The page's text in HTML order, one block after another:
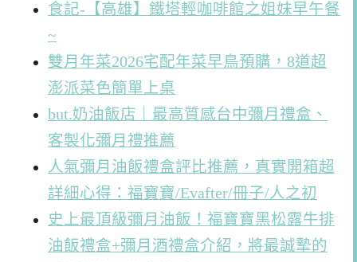
食記-【高雄】鐵塔輕咖啡館之姐妹早午餐
~
雙月年菜2026宅配年菜早鳥預購，8道超
澎派菜色簡單上桌
but.奶油飯店｜最高質感台中彌月禮盒、
客製化彌月禮推薦
人氣彌月油飯禮盒評比推薦，真實開箱超
詳細心得：福寶寶/Evafter/冊子/人之初
史上最頂級彌月油飯！福寶寶黑松露牛排
油飯禮盒+彌月酒禮盒介紹，將最誠摯的